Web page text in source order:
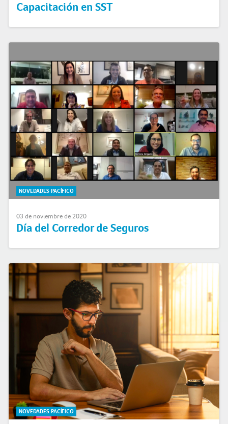
Capacitación en SST
NOVEDADES PACÍFICO
03 de noviembre de 2020
Día del Corredor de Seguros
NOVEDADES PACÍFICO